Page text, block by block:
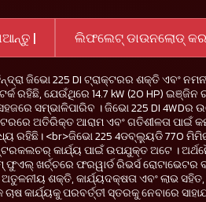
| ଲିଫଲେଟ୍ ଡାଉନଲୋଡ୍
ଜିଭୋ 225 DI ଟ୍ରାକ୍ଟରର ଶକ୍ତି ଏବଂ
ରହିଛି, ଯେଉଁଥିରେ 14.7 kW (20 HP) ଇଞ୍ଜିନ
ସମ୍ଭାଳିପାରିବ । ଜିଭୋ 225 DI 4WDର
ଅତିରିକ୍ତ ଆରାମ ଏବଂ ଗତିଶୀଳତା ପାଇଁ
ରହିଛି। <br>ଜିଭୋ 225 4ଡବ୍ଲ୍ୟୁଡି 770
କାର୍ଯ୍ୟ ପାଇଁ ଉପଯୁକ୍ତ ଅଟେ ।
ଖର୍ଚ୍ଚରେ ଫରୱାର୍ଡ ରିଭର୍ସ ରୋଟାଭେଟର
ଶକ୍ତି, କାର୍ଯ୍ୟଦକ୍ଷତା ଏବଂ ଲାଭ ସହିତ,
କାର୍ଯ୍ୟକୁ ପରବର୍ତ୍ତୀ ସ୍ତରକୁ ନେବାରେ